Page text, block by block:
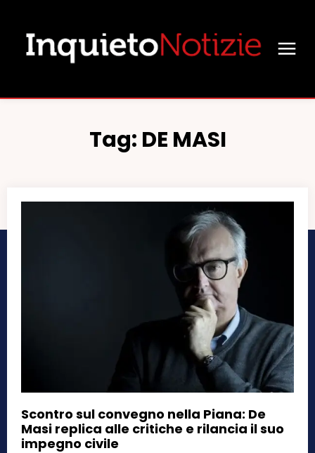
Tag: DE MASI
Scontro sul convegno nella Piana: De
Masi replica alle critiche e rilancia il suo
impegno civile